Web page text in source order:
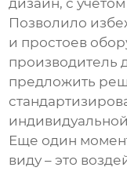
дизайн, с
Позволило
и простоев
производитель
предложить
Еще один
виду – это